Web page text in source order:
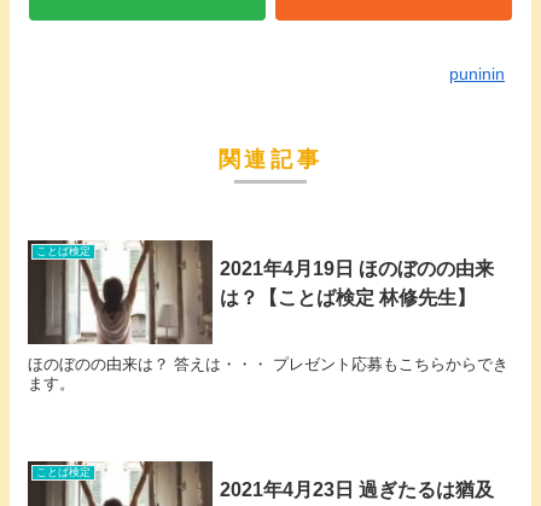
puninin
関連記事
ことば検定
2021年4月19日 ほのぼのの由来
は？【ことば検定 林修先生】
ほのぼのの由来は？ 答えは・・・ プレゼント応募もこちらからでき
ます。
ことば検定
2021年4月23日 過ぎたるは猶及